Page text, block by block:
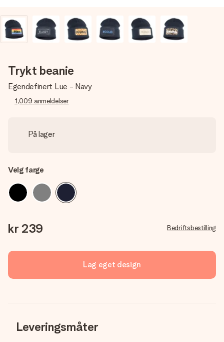
Trykt beanie
Egendefinert Lue - Navy
1,009 anmeldelser
På lager
Velg farge
kr 239 Bedriftsbestilling
Lag eget design
Leveringsmåter